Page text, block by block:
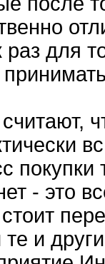
раз для
- это
и